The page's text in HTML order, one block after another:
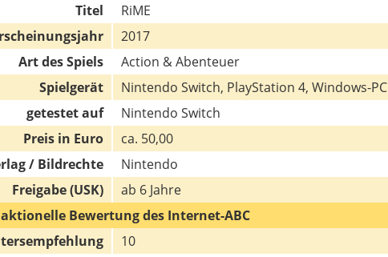
Titel
RiME
2017
Art des Spiels
Action & Abenteuer
Spielgerät
Nintendo Switch, PlayStation 4, Windows-PC
getestet auf
Nintendo Switch
Preis in Euro
ca. 50,00
/ Bildrechte
Nintendo
Freigabe (USK)
ab 6 Jahre
Bewertung des Internet-ABC
10